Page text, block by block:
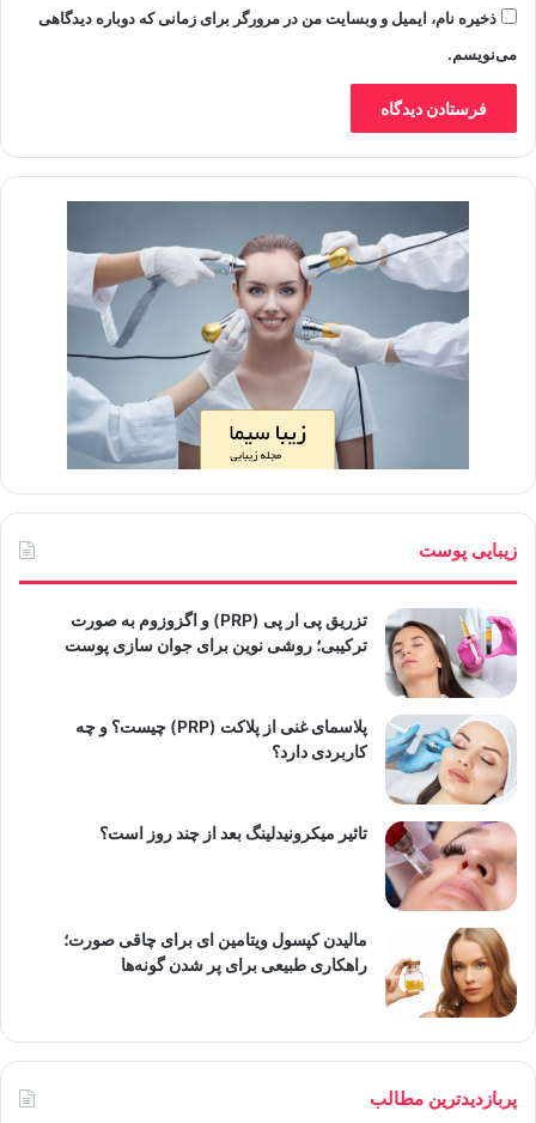
ذخیره نام، ایمیل و وبسایت من در مرورگر برای زمانی که دوباره دیدگاهی
می‌نویسم.
زیبایی پوست
تزریق پی ار پی (PRP) و اگزوزوم به صورت
ترکیبی؛ روشی نوین برای جوان سازی پوست
پلاسمای غنی از پلاکت (PRP) چیست؟ و چه
کاربردی دارد؟
تاثیر میکرونیدلینگ بعد از چند روز است؟
مالیدن کپسول ویتامین ای برای چاقی صورت؛
راهکاری طبیعی برای پر شدن گونه‌ها
پربازدیدترین مطالب